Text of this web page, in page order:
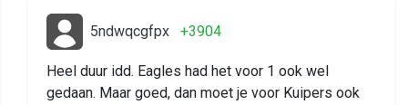
5ndwqcgfpx +3904
Heel duur idd. Eagles had het voor 1 ook wel
gedaan. Maar goed, dan moet je voor Kuipers ook